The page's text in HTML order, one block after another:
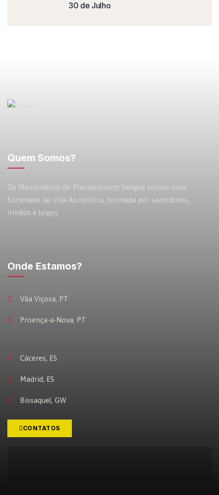
30 de Julho
Quem Somos?
Os Missionários do Preciosíssimo Sangue somos uma
Sociedade de Vida Apostólica, formada por sacerdotes,
irmãos e leigos.
Onde Estamos?
Vila Viçosa, PT
Proença-a-Nova, PT
Cáceres, ES
Madrid, ES
Bissaquel, GW
CONTATOS